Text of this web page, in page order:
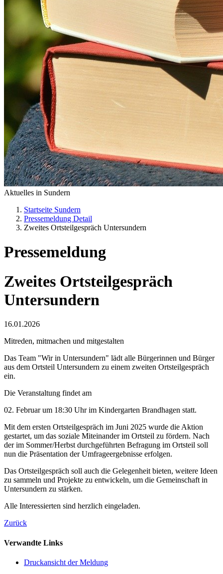
Aktuelles in Sundern
Startseite Sundern
Pressemeldung Detail
Zweites Ortsteilgespräch Untersundern
Pressemeldung
Zweites Ortsteilgespräch
Untersundern
16.01.2026
Mitreden, mitmachen und mitgestalten
Das Team "Wir in Untersundern" lädt alle Bürgerinnen und Bürger
aus dem Ortsteil Untersundern zu einem zweiten Ortsteilgespräch
ein.
Die Veranstaltung findet am
02. Februar um 18:30 Uhr im Kindergarten Brandhagen statt.
Mit dem ersten Ortsteilgespräch im Juni 2025 wurde die Aktion
gestartet, um das soziale Miteinander im Ortsteil zu fördern. Nach
der im Sommer/Herbst durchgeführten Befragung im Ortsteil soll
nun die Präsentation der Umfrageergebnisse erfolgen.
Das Ortsteilgespräch soll auch die Gelegenheit bieten, weitere Ideen
zu sammeln und Projekte zu entwickeln, um die Gemeinschaft in
Untersundern zu stärken.
Alle Interessierten sind herzlich eingeladen.
Zurück
Verwandte Links
Druckansicht der Meldung